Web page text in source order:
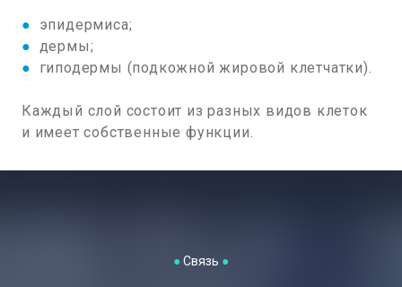
● эпидермиса;
●
дермы;
●
гиподермы (подкожной жировой клетчатки).
Каждый слой состоит из разных видов клеток
и имеет собственные функции.
● Связь ●